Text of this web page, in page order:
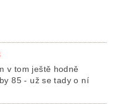
v tom ještě hodně
85 - už se tady o ní